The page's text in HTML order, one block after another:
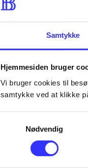
Samtykke
Hjemmesiden bruger
Vi bruger cookies til
samtykke ved at klikke
Nødvendig